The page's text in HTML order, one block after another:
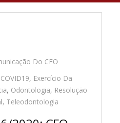
Do CFO
COVID19, Exercício Da
, Odontologia, Resolução
, Teleodontologia